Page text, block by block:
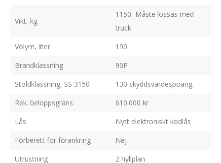
Vikt, kg
1150, Måste lossas med
truck
Volym, liter
190
Brandklassning
90P
Stöldklassning, SS 3150
130 skyddsvärdespoäng
Rek. beloppsgräns
610.000 kr
Lås
Nytt elektroniskt kodlås
Förberett för förankring
Nej
Utrustning
2 hyllplan